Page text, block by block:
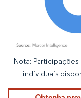
Imagem © Mordor
Nota:
individuais